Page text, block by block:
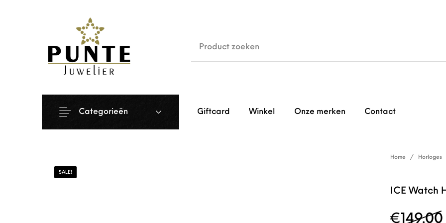
Giftcard Winkel Onze merken Contact
Categorieën
SALE!
Home / Horloges
ICE Watch
€ 149.00